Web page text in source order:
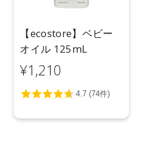
【ecostore】ベビー
オイル 125mL
¥1,210